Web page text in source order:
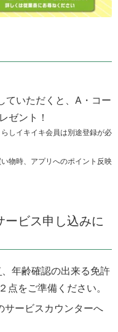
ていただくと、A・コー
ゼント！
しイキイキ会員は別途登録が必
物時、アプリへのポイント反映
ービス申し込みに
、年齢確認の出来る免許
点をご準備ください。
サービスカウンターへ